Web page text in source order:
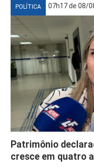
POLÍTICA 07h17 de 08/
Patrimônio
cresce em quatro